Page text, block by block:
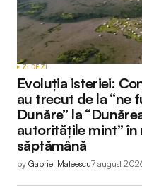
ZI DE ZI
Evoluția isteriei:
au trecut de la “ne
Dunăre” la
autoritățile mint” în
săptămână
by Gabriel Mateescu7 august